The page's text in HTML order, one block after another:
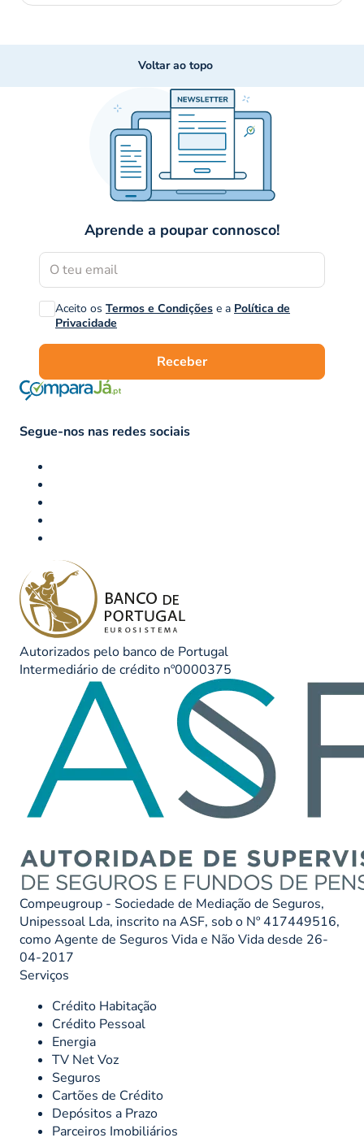
Voltar ao topo
Aprende a poupar connosco!
Aceito os Termos e Condições e a Política de
Privacidade
Receber
Segue-nos nas redes sociais
Autorizados pelo banco de Portugal
Intermediário de crédito nº0000375
Compeugroup - Sociedade de Mediação de Seguros,
Unipessoal Lda, inscrito na ASF, sob o Nº 417449516,
como Agente de Seguros Vida e Não Vida desde 26-
04-2017
Serviços
Crédito Habitação
Crédito Pessoal
Energia
TV Net Voz
Seguros
Cartões de Crédito
Depósitos a Prazo
Parceiros Imobiliários